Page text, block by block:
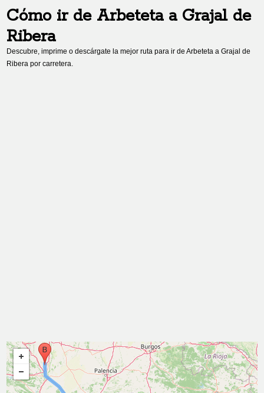
Cómo ir de Arbetetaa Grajal de
Ribera
Descubre, imprime o descárgate la mejor ruta para ir deArbeteta aGrajal de
Ribera por carretera.